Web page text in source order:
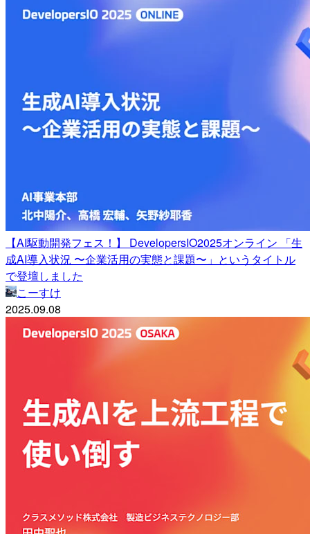
【AI駆動開発フェス！】 DevelopersIO2025オンライン 「生
成AI導入状況 〜企業活用の実態と課題〜」というタイトル
で登壇しました
こーすけ
2025.09.08